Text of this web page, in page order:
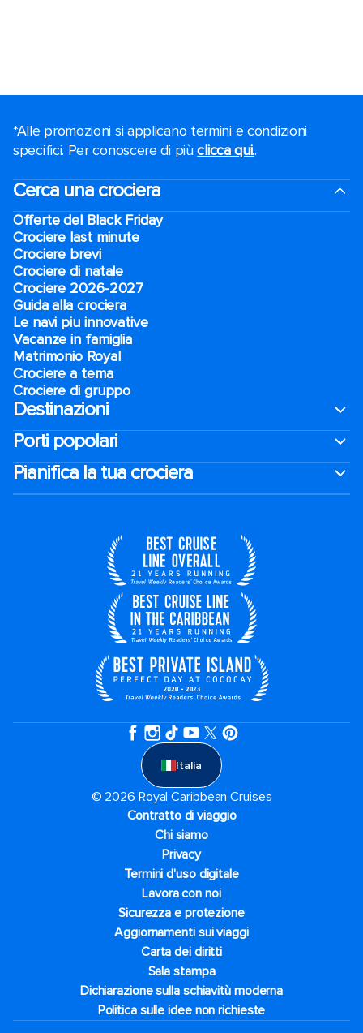
*Alle promozioni si applicano termini e condizioni
specifici. Per conoscere di piùclicca qui..
Cerca una crociera
Offerte del Black Friday
Crociere last minute
Crociere brevi​
Crociere di natale​
Crociere 2026-2027
Guida alla crociera
Le navi piu innovative
Vacanze in famiglia
Matrimonio Royal
Crociere a tema
Crociere di gruppo
Destinazioni
Porti popolari
Pianifica la tua crociera
Italia
© 2026 Royal Caribbean Cruises
Contratto di viaggio
Chi siamo
Privacy
Termini d'uso digitale
Lavora con noi
Sicurezza e protezione
Aggiornamenti sui viaggi
Carta dei diritti
Sala stampa
Dichiarazione sulla schiavitù moderna
Politica sulle idee non richieste